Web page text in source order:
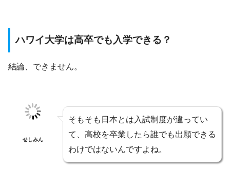
ハワイ大学は高卒でも入学できる？
結論、できません。
せしみん
そもそも日本とは入試制度が違ってい
て、高校を卒業したら誰でも出願できる
わけではないんですよね。